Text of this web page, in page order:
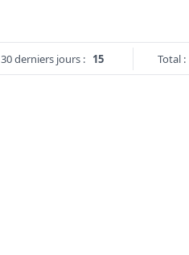
30 derniers jours : 15 Total :